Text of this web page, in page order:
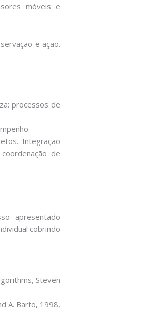
móveis e
e ação.
processos de
Integração
de
apresentado
cobrindo
Steven
A. Barto, 1998,